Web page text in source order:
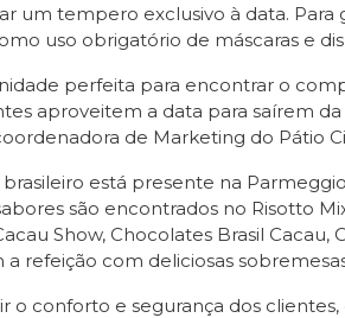
um tempero exclusivo à data.
uso obrigatório de máscaras e
perfeita para encontrar o
aproveitem a data para saírem
de Marketing do Pátio
está presente na
são encontrados no Risotto
Show, Chocolates Brasil
refeição com deliciosas
o conforto e segurança dos